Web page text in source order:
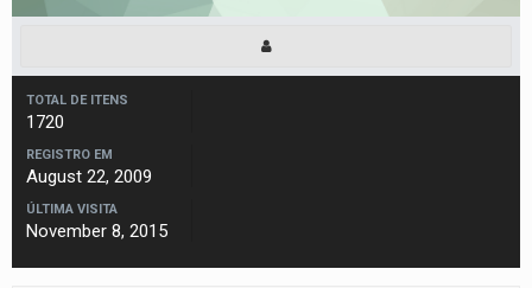
TOTAL DE ITENS
1720
REGISTRO EM
August 22, 2009
ÚLTIMA VISITA
November 8, 2015